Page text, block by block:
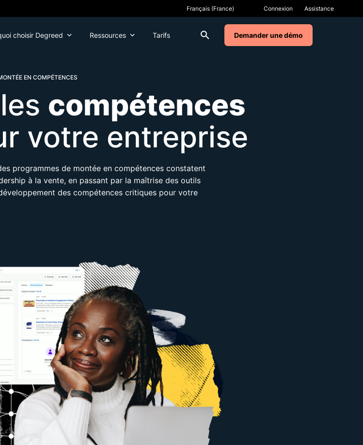
Connexion Assistance
choisir Degreed Ressources Tarifs Demander une démo
EN COMPÉTENCES
compétences
votre entreprise
programmes de montée en compétences constatent
à la vente, en passant par la maîtrise des outils
des compétences critiques pour votre